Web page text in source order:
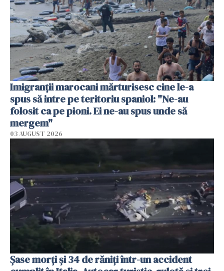
Imigranții marocani mărturisesc cine le-a
spus să intre pe teritoriu spaniol: "Ne-au
folosit ca pe pioni. Ei ne-au spus unde să
mergem"
03 AUGUST 2026
Șase morți și 34 de răniți într-un accident